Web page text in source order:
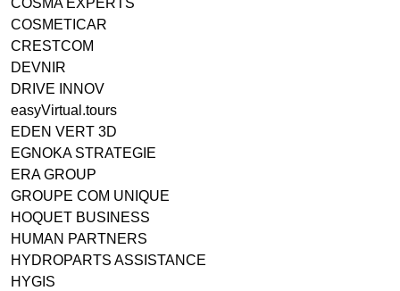
COSMA EXPERTS
COSMETICAR
CRESTCOM
DEVNIR
DRIVE INNOV
easyVirtual.tours
EDEN VERT 3D
EGNOKA STRATEGIE
ERA GROUP
GROUPE COM UNIQUE
HOQUET BUSINESS
HUMAN PARTNERS
HYDROPARTS ASSISTANCE
HYGIS